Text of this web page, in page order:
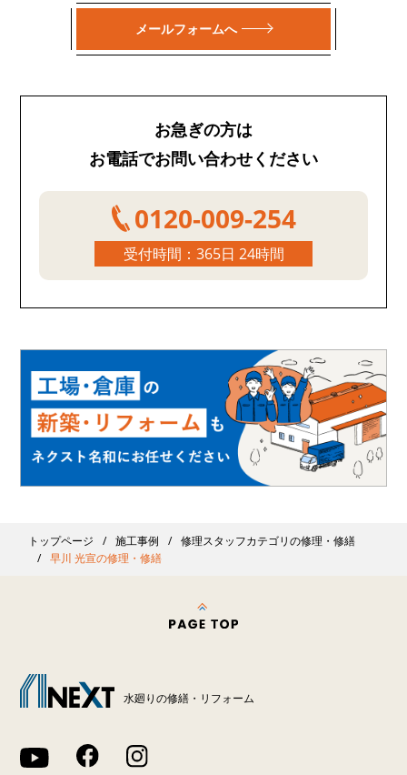
メールフォームへ
お急ぎの方は
お電話でお問い合わせください
0120-009-254
受付時間：365日 24時間
トップページ 施工事例
修理スタッフカテゴリの修理・修繕
早川 光宣の修理・修繕
水廻りの修繕・リフォーム